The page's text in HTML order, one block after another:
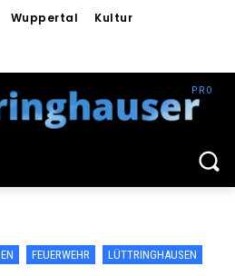
Wuppertal Kultur
FEUERWEHR LÜTTRINGHAUSEN